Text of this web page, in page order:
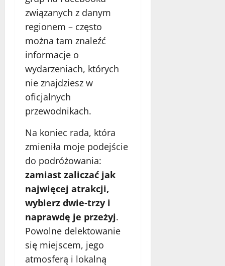
związanych z danym
regionem – często
można tam znaleźć
informacje o
wydarzeniach, których
nie znajdziesz w
oficjalnych
przewodnikach.
Na koniec rada, która
zmieniła moje podejście
do podróżowania:
zamiast zaliczać jak
najwięcej atrakcji,
wybierz dwie-trzy i
naprawdę je przeżyj.
Powolne delektowanie
się miejscem, jego
atmosferą i lokalną